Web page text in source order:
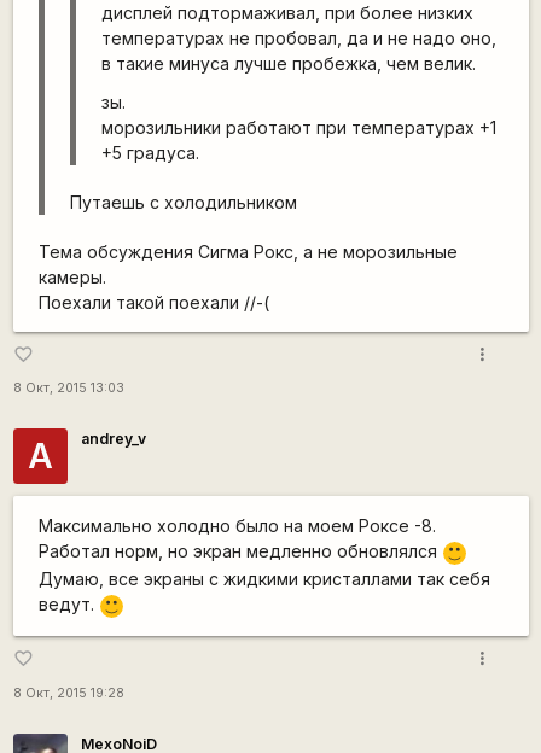
дисплей подтормаживал, при более низких
температурах не пробовал, да и не надо оно,
в такие минуса лучше пробежка, чем велик.
зы.
морозильники работают при температурах +1
+5 градуса.
Путаешь с холодильником
Тема обсуждения Сигма Рокс, а не морозильные
камеры.
Поехали такой поехали //-(
favorite_border
8 Окт, 2015 13:03
more_vert
A andrey_v
Максимально холодно было на моем Роксе -8.
Работал норм, но экран медленно обновлялся
:)
Думаю, все экраны с жидкими кристаллами так себя
ведут.
:)
favorite_border
8 Окт, 2015 19:28
more_vert
MexoNoiD